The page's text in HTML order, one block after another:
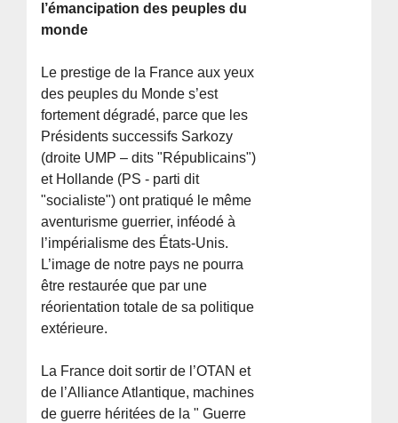
l’émancipation des peuples du
monde
Le prestige de la France aux yeux
des peuples du Monde s’est
fortement dégradé, parce que les
Présidents successifs Sarkozy
(droite UMP – dits "Républicains")
et Hollande (PS - parti dit
"socialiste") ont pratiqué le même
aventurisme guerrier, inféodé à
l’impérialisme des États-Unis.
L’image de notre pays ne pourra
être restaurée que par une
réorientation totale de sa politique
extérieure.
La France doit sortir de l’OTAN et
de l’Alliance Atlantique, machines
de guerre héritées de la " Guerre